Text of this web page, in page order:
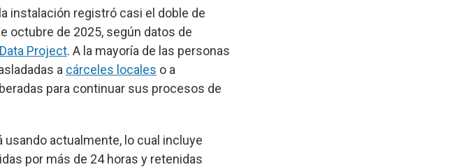
instalación registró casi el doble de
octubre de 2025, según datos de
Project. A la mayoría de las personas
a cárceles locales o a
para continuar sus procesos de
actualmente, lo cual incluye
por más de 24 horas y retenidas